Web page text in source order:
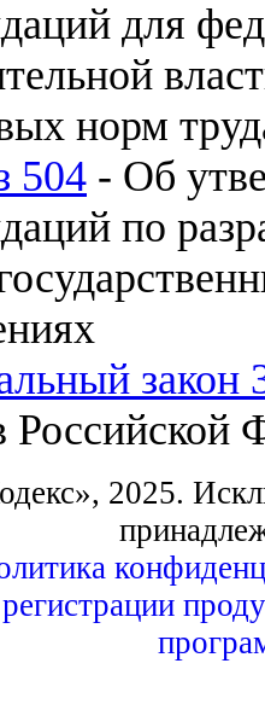
для
норм
504 - Об
по
закон
Российской
2025.